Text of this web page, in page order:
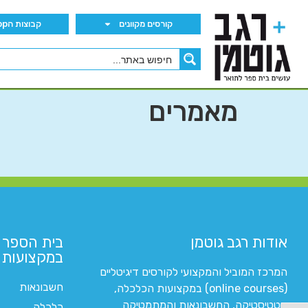
קורסים מקוונים קבוצות הWhatsApp
מאמרים
אודות רגב גוטמן
המרכז המוביל והמקצועי לקורסים דיגיטליים
(online courses) במקצועות הכלכלה,
סטטיסטיקה, החשבונאות והמתמטיקה
בית
במקצועות
חשבונאות